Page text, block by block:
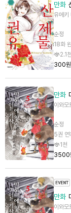
만화
유메키
순정
18화
2.1천
300
만화
이와모
순정
5권
1천
3500
만화
이와모